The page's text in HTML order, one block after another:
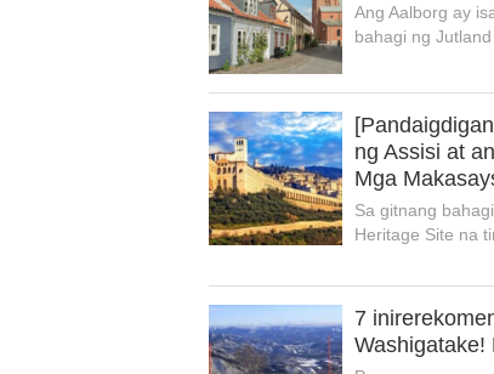
Ang Aalborg ay
bahagi ng
ng Assisi at
Mga
Sa gitnang
Heritage Site na
7
Washigatake!